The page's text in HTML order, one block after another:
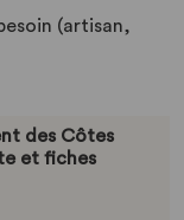
(artisan,
des Côtes
et fiches